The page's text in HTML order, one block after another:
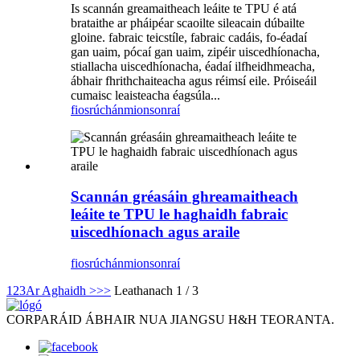
Is scannán greamaitheach leáite te TPU é atá
brataithe ar pháipéar scaoilte sileacain dúbailte
gloine. fabraic teicstíle, fabraic cadáis, fo-éadaí
gan uaim, pócaí gan uaim, zipéir uiscedhíonacha,
stiallacha uiscedhíonacha, éadaí ilfheidhmeacha,
ábhair fhrithchaiteacha agus réimsí eile. Próiseáil
cumaisc leaisteacha éagsúla...
fiosrúchánmionsonraí
Scannán gréasáin ghreamaitheach
leáite te TPU le haghaidh fabraic
uiscedhíonach agus araile
fiosrúchánmionsonraí
1 23Ar Aghaidh >>> Leathanach 1 / 3
CORPARÁID ÁBHAIR NUA JIANGSU H&H TEORANTA.